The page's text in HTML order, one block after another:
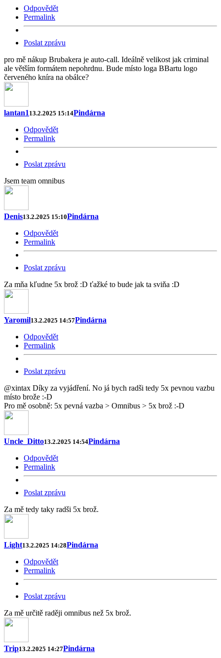
Odpovědět
Permalink
Poslat zprávu
pro mě nákup Brubakera je auto-call. Ideálně velikost jak criminal
ale větším formátem nepohrdnu. Bude místo loga BBartu logo
červeného kníra na obálce?
lantan1 13.2.2025 15:14Pindárna
Odpovědět
Permalink
Poslat zprávu
Jsem team omnibus
Denis13.2.2025 15:10Pindárna
Odpovědět
Permalink
Poslat zprávu
Za mňa kľudne 5x brož :D ťažké to bude jak ta sviňa :D
Yaromil13.2.2025 14:57Pindárna
Odpovědět
Permalink
Poslat zprávu
@xintax Díky za vyjádření. No já bych radši tedy 5x pevnou vazbu
místo brože :-D
Pro mě osobně: 5x pevná vazba > Omnibus > 5x brož :-D
Uncle_Ditto13.2.2025 14:54Pindárna
Odpovědět
Permalink
Poslat zprávu
Za mě tedy taky radši 5x brož.
Light13.2.2025 14:28Pindárna
Odpovědět
Permalink
Poslat zprávu
Za mě určitě raději omnibus než 5x brož.
Trip13.2.2025 14:27Pindárna